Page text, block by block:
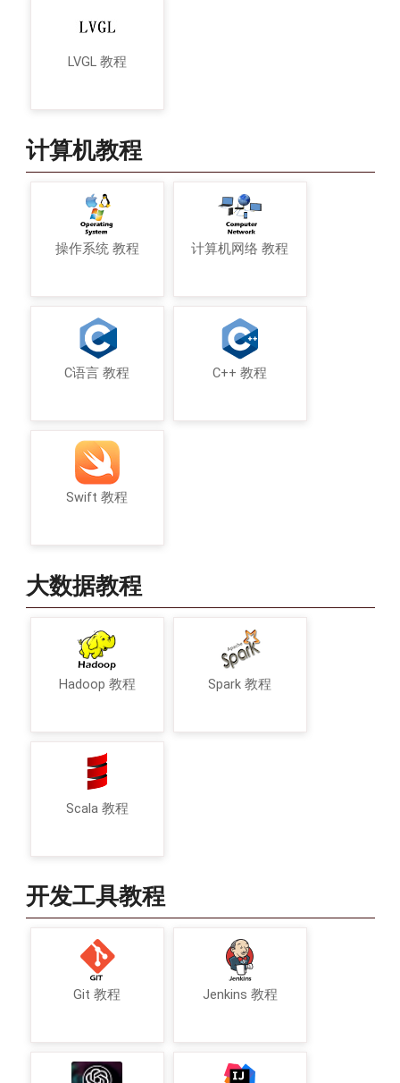
LVGL 教程
计算机教程
操作系统 教程 计算机网络 教程
C语言 教程 C++ 教程
Swift 教程
大数据教程
Hadoop 教程 Spark 教程
Scala 教程
开发工具教程
Git 教程 Jenkins 教程